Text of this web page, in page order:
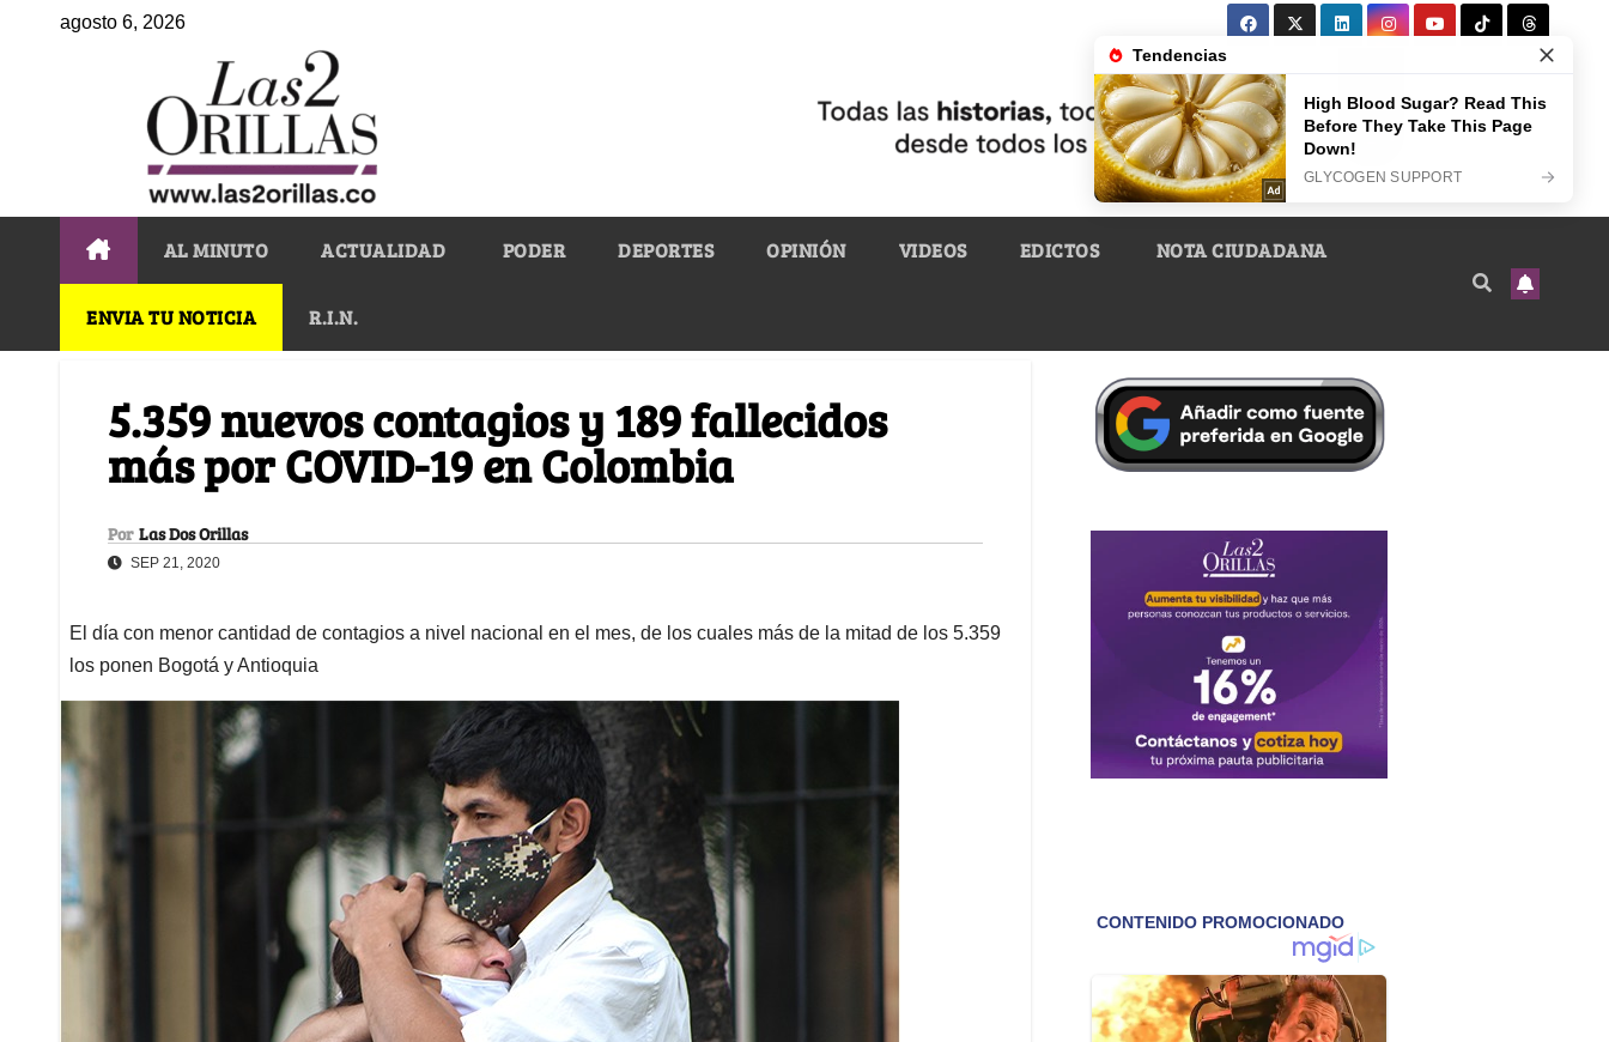
agosto 6, 2026
AL MINUTO ACTUALIDAD PODER DEPORTES OPINIÓN VIDEOS EDICTOS NOTA CIUDADANA
ENVIA TU NOTICIA R.I.N.
5.359 nuevos contagios y 189 fallecidos
más por COVID-19 en Colombia
Por Las Dos Orillas
SEP 21, 2020
El día con menor cantidad de contagios a nivel nacional en el mes, de los cuales más de la mitad de los 5.359
los ponen Bogotá y Antioquia